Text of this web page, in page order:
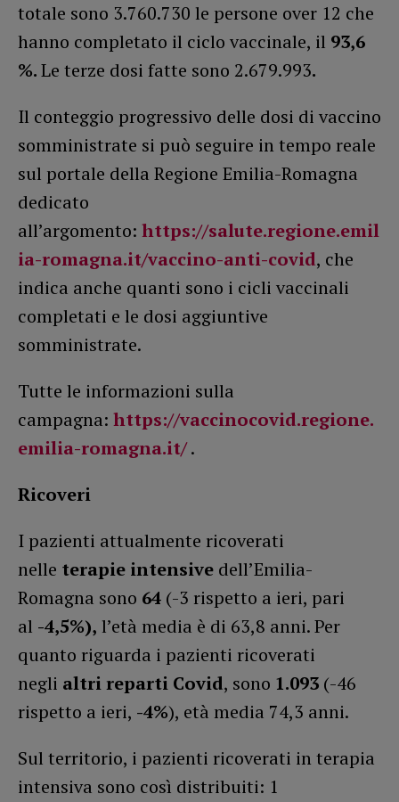
totale sono 3.760.730 le persone over 12 che
hanno completato il ciclo vaccinale, il 93,6
%.Le terze dosi fatte sono 2.679.993.
Il conteggio progressivo delle dosi di vaccino
somministrate si può seguire in tempo reale
sul portale della Regione Emilia-Romagna
dedicato
all’argomento: https://salute.regione.emil
ia-romagna.it/vaccino-anti-covid, che
indica anche quanti sono i cicli vaccinali
completati e le dosi aggiuntive
somministrate.
Tutte le informazioni sulla
campagna: https://vaccinocovid.regione.
emilia-romagna.it/.
Ricoveri
I pazienti attualmente ricoverati
nelle terapie intensive dell’Emilia-
Romagna sono 64 (-3 rispetto a ieri, pari
al -4,5%), l’età media è di 63,8 anni. Per
quanto riguarda i pazienti ricoverati
negli altri reparti Covid, sono 1.093 (-46
rispetto a ieri, -4%), età media 74,3 anni.
Sul territorio, i pazienti ricoverati in terapia
intensiva sono così distribuiti: 1